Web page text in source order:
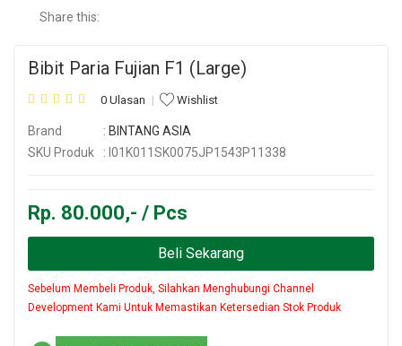
Share this:
Bibit Paria Fujian F1 (Large)
0 Ulasan Wishlist
Brand : BINTANG ASIA
SKU Produk
: I01K011SK0075JP1543P11338
Rp. 80.000,- / Pcs
Beli Sekarang
Sebelum Membeli Produk, Silahkan Menghubungi Channel
Development Kami Untuk Memastikan Ketersedian Stok Produk